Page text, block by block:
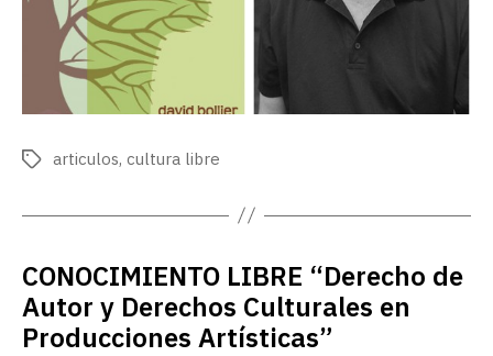
Etiquetas
articulos, cultura libre
CONOCIMIENTO LIBRE “Derecho de
Autor y Derechos Culturales en
Producciones Artísticas”